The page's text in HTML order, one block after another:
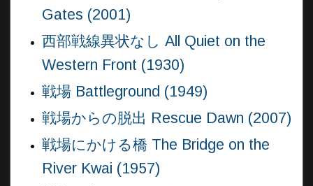
Gates (2001)
西部戦線異状なし All Quiet on the
Western Front (1930)
戦場 Battleground (1949)
戦場からの脱出 Rescue Dawn (2007)
戦場にかける橋 The Bridge on the
River Kwai (1957)